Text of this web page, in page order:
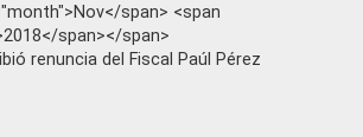
span> <span
span></span>
renuncia del Fiscal Paúl Pérez